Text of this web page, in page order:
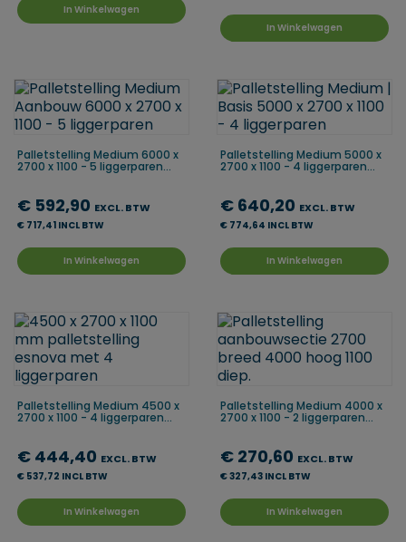
In Winkelwagen
In Winkelwagen
Palletstelling Medium 6000 x
2700 x 1100 - 5 liggerparen...
€ 592,90 EXCL. BTW
€ 717,41 INCL BTW
In Winkelwagen
Palletstelling Medium 5000 x
2700 x 1100 - 4 liggerparen...
€ 640,20 EXCL. BTW
€ 774,64 INCL BTW
In Winkelwagen
Palletstelling Medium 4500 x
2700 x 1100 - 4 liggerparen...
€ 444,40 EXCL. BTW
€ 537,72 INCL BTW
In Winkelwagen
Palletstelling Medium 4000 x
2700 x 1100 - 2 liggerparen...
€ 270,60 EXCL. BTW
€ 327,43 INCL BTW
In Winkelwagen